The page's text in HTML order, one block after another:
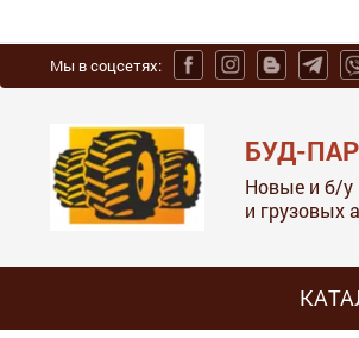
Мы в соцсетях:
БУД-
Новые и б/у
и грузовых